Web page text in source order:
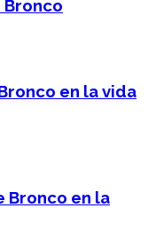
en la vida
Bronco en la